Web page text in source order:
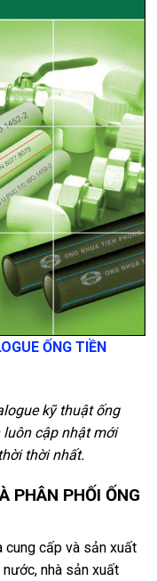
ỐNG TIỀN
kỹ thuật ống
cập nhật mới
thời nhất.
PHÂN PHỐI ỐNG
cung cấp và sản xuất
nhà sản xuất